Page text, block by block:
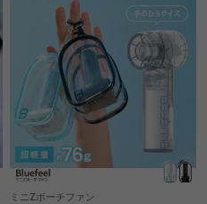
ミニZポーチファン